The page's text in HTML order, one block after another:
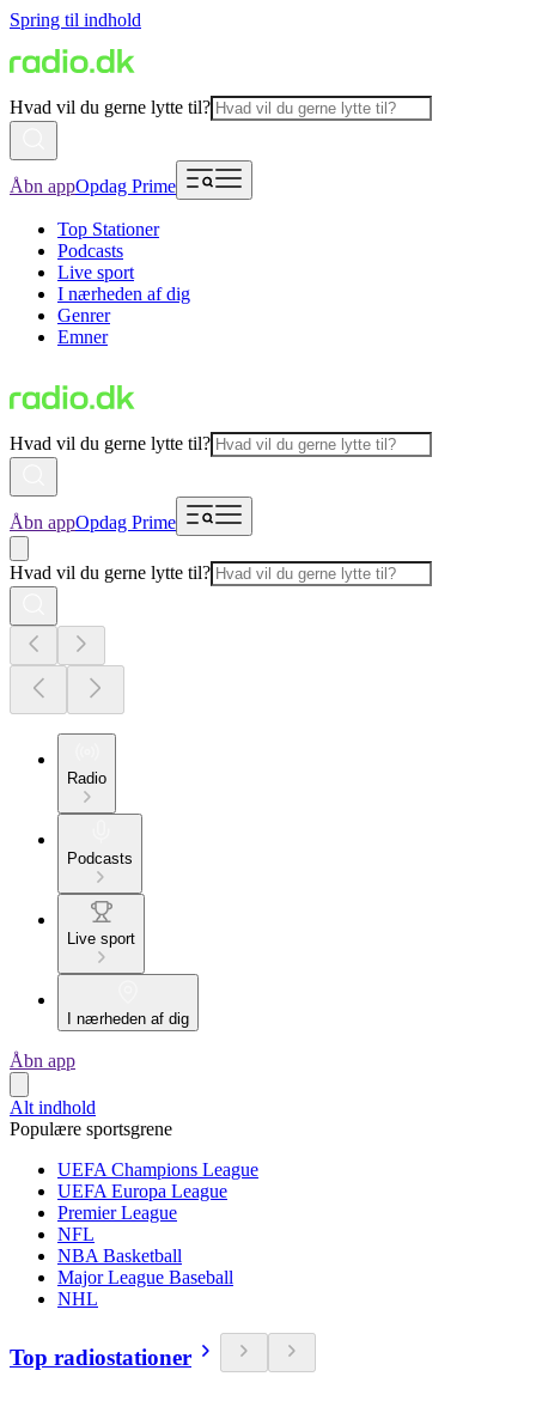
Spring til indhold
Hvad vil du gerne lytte til?
Åbn appOpdag Prime
Top Stationer
Podcasts
Live sport
I nærheden af dig
Genrer
Emner
Hvad vil du gerne lytte til?
Åbn appOpdag Prime
Hvad vil du gerne lytte til?
Radio
Podcasts
Live sport
I nærheden af dig
Åbn app
Alt indhold
Populære sportsgrene
UEFA Champions League
UEFA Europa League
Premier League
NFL
NBA Basketball
Major League Baseball
NHL
Top radiostationer